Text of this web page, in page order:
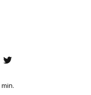
min.